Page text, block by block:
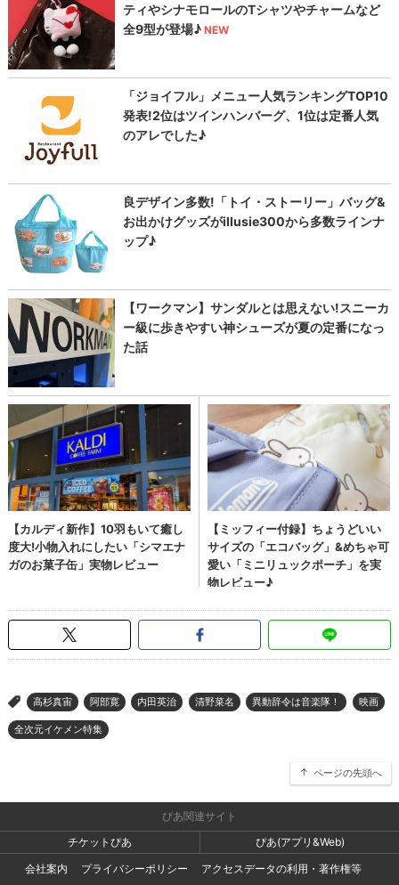
> 高杉真宙 阿部寛 内田英治 清野菜名 異動辞令は音楽隊！ 映画
全次元イケメン特集
ページの先頭へ
ぴあ関連サイト
チケットぴあ
ぴあ(アプリ&Web)
会社案内
プライバシーポリシー
アクセスデータの利用・著作権等